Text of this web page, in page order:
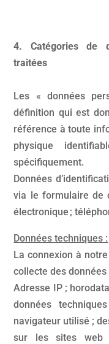
4. Catégories de
traitées
Les « données
définition qui est
référence à toute
physique
spécifiquement.
Données
via le formulaire de
électronique ;
Données techniques :
La connexion à
collecte des données
Adresse IP ;
données
navigateur utilisé ;
sur les sites web